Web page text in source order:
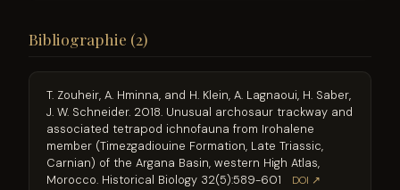
Bibliographie (2)
T. Zouheir, A. Hminna, and H. Klein, A. Lagnaoui, H. Saber,
J. W. Schneider. 2018. Unusual archosaur trackway and
associated tetrapod ichnofauna from Irohalene
member (Timezgadiouine Formation, Late Triassic,
Carnian) of the Argana Basin, western High Atlas,
Morocco. Historical Biology 32(5):589-601
DOI ↗